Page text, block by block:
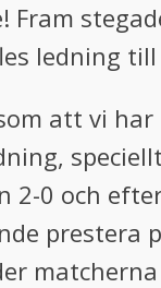
ledning till
att vi
2-0 och
prestera